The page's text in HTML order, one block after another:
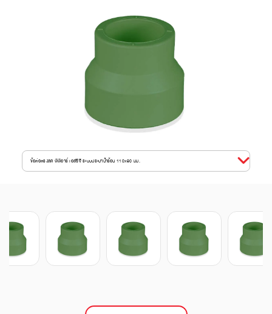
ข้อต่อตรงลด พีพีอาร์ เอสซีจี ระบบประปาน้ำร้อน 110x90 มม.